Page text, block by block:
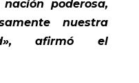
poderosa,
nuestra
afirmó el